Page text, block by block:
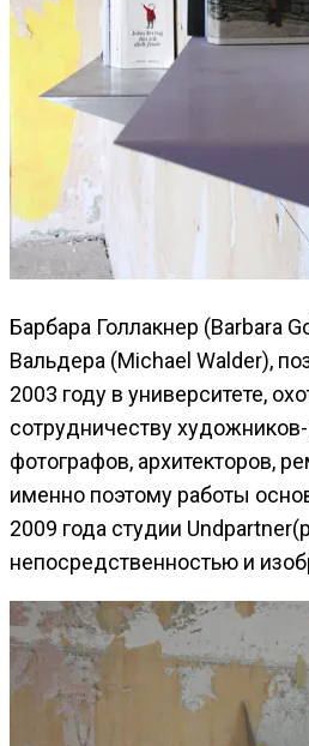
Барбара Голлакнер (Barbara
Вальдера (Michael Walder),
2003 году в университете,
сотрудничеству
фотографов, архитекторов,
именно поэтому работы
2009 года студии
непосредственностью и